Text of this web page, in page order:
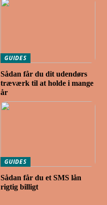
GUIDES
Sådan får du dit udendørs
træværk til at holde i mange
år
GUIDES
Sådan får du et SMS lån
rigtig billigt